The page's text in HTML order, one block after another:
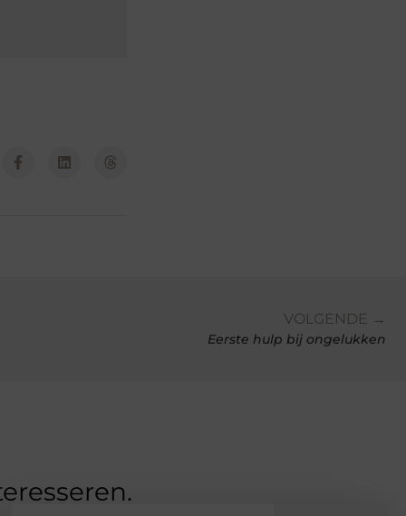
VOLGENDE →
Eerste hulp bij ongelukken